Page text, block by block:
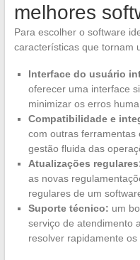
melhores
Para escolher o software
características que tornam
Interface do usuário
oferecer uma interface
minimizar os erros
Compatibilidade e
com outras ferramentas
gestão fluida das
Atualizações
as novas
regulares de um
Suporte técnico: um
serviço de atendimento
resolver rapidamente os